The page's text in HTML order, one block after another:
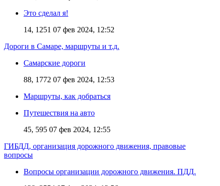
Это сделал я!
14, 1251 07 фев 2024, 12:52
Дороги в Самаре, маршруты и т.д.
Самарские дороги
88, 1772 07 фев 2024, 12:53
Маршруты, как добраться
Путешествия на авто
45, 595 07 фев 2024, 12:55
ГИБДД, организация дорожного движения, правовые
вопросы
Вопросы организации дорожного движения. ПДД.